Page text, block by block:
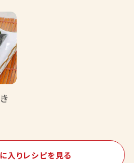
入りレシピを見る